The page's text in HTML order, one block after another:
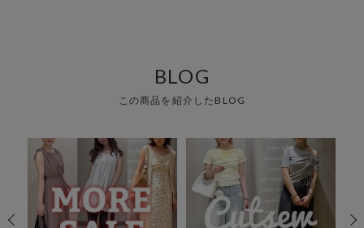
BLOG
この商品を紹介したBLOG